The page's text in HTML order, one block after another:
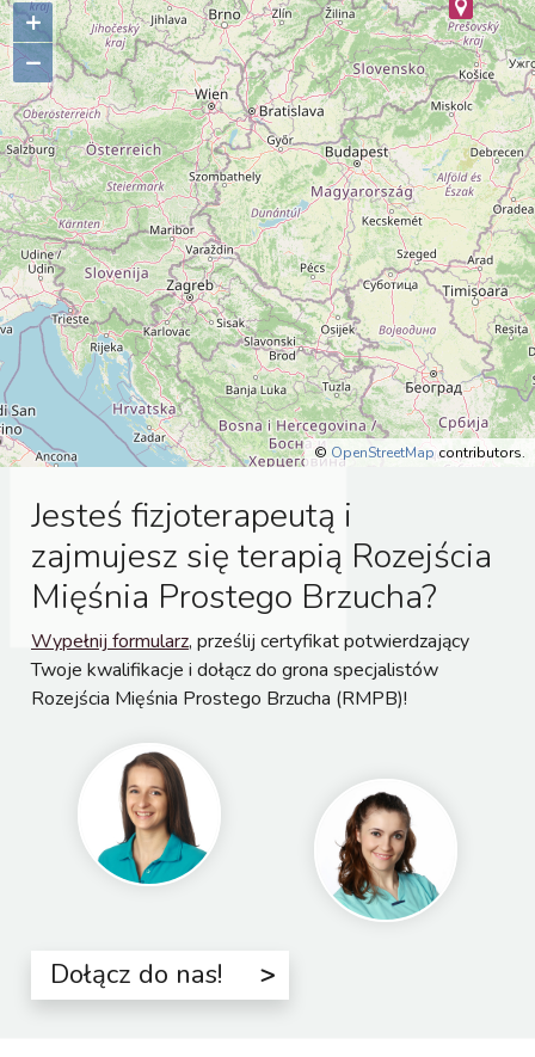
+
–
© OpenStreetMapcontributors.
Jesteś fizjoterapeutą i
zajmujesz się terapią Rozejścia
Mięśnia Prostego Brzucha?
Wypełnij formularz, prześlij certyfikat potwierdzający
Twoje kwalifikacje i dołącz do grona specjalistów
Rozejścia Mięśnia Prostego Brzucha (RMPB)!
Dołącz do nas!